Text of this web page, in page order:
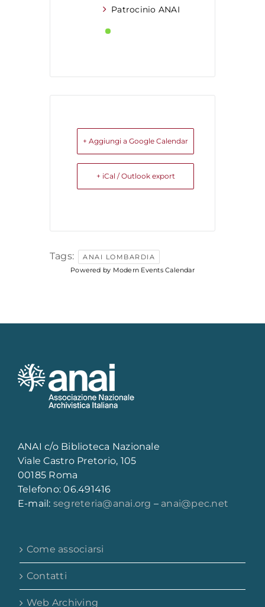
Patrocinio ANAI
+ Aggiungi a Google Calendar
+ iCal / Outlook export
Tags:
ANAI LOMBARDIA
Powered by Modern Events Calendar
ANAI c/o Biblioteca Nazionale
Viale Castro Pretorio, 105
00185 Roma
Telefono: 06.491416
E-mail: segreteria@anai.org – anai@pec.net
Come associarsi
Contatti
Web Archiving